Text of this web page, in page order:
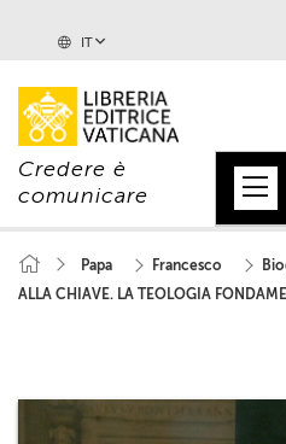
IT
Credere è
comunicare
PAPA
Papa Francesco
ALLA CHIAVE. LA TEOLOGIA